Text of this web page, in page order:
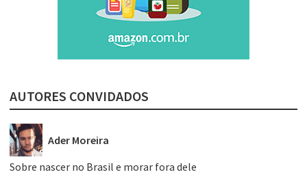
AUTORES CONVIDADOS
Ader Moreira
Sobre nascer no Brasil e morar fora dele